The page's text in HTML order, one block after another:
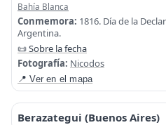
Bahía Blanca
Conmemora: 1816. Día de la
Argentina.
📜 Sobre la fecha
Fotografía: Nicodos
📍 Ver en el mapa
Berazategui (Buenos Aires)